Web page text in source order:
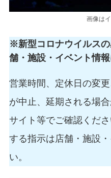
画像は
※新型コロナウイルス
舗・施設・イベント情
営業時間、定休日の変
が中止、延期される場
サイト等でご確認くだ
する指示は店舗・施設
い。